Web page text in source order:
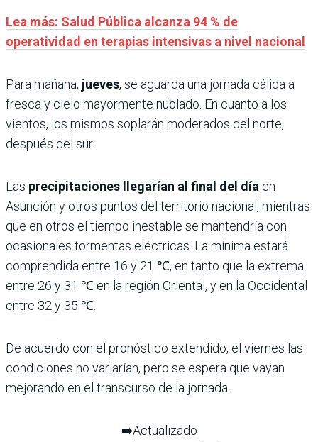
Lea más: Salud Pública alcanza 94 % de
operatividad en terapias intensivas a nivel nacional
Para mañana, jueves, se aguarda una jornada cálida a
fresca y cielo mayormente nublado. En cuanto a los
vientos, los mismos soplarán moderados del norte,
después del sur.
Las precipitaciones llegarían al final del día en
Asunción y otros puntos del territorio nacional, mientras
que en otros el tiempo inestable se mantendría con
ocasionales tormentas eléctricas. La mínima estará
comprendida entre 16 y 21 ℃, en tanto que la extrema
entre 26 y 31 ℃ en la región Oriental, y en la Occidental
entre 32 y 35 ℃.
De acuerdo con el pronóstico extendido, el viernes las
condiciones no variarían, pero se espera que vayan
mejorando en el transcurso de la jornada.
➡️Actualizado